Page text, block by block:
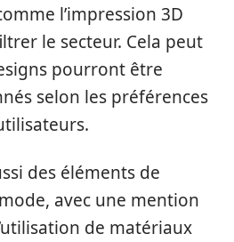
l’impression 3D
le secteur. Cela peut
pourront être
selon les préférences
des éléments de
avec une mention
de matériaux